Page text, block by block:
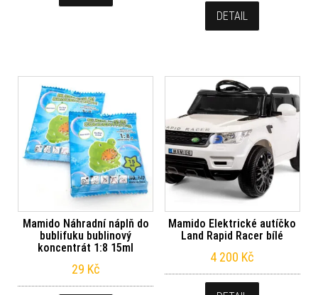
DETAIL
Mamido Náhradní náplň do
bublifuku bublinový
koncentrát 1:8 15ml
29 Kč
Mamido Elektrické autíčko
Land Rapid Racer bílé
4 200 Kč